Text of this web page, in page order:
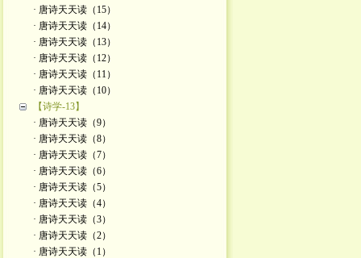
· 唐诗天天读（15）
· 唐诗天天读（14）
· 唐诗天天读（13）
· 唐诗天天读（12）
· 唐诗天天读（11）
· 唐诗天天读（10）
【诗学-13】
· 唐诗天天读（9）
· 唐诗天天读（8）
· 唐诗天天读（7）
· 唐诗天天读（6）
· 唐诗天天读（5）
· 唐诗天天读（4）
· 唐诗天天读（3）
· 唐诗天天读（2）
· 唐诗天天读（1）